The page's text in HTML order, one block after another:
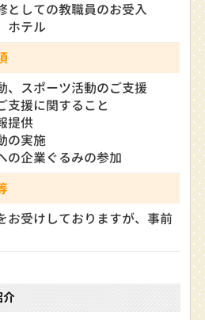
しての教職員のお受入
ホテル
スポーツ活動のご支援
援に関すること
提供
の実施
企業ぐるみの参加
受けしておりますが、事前